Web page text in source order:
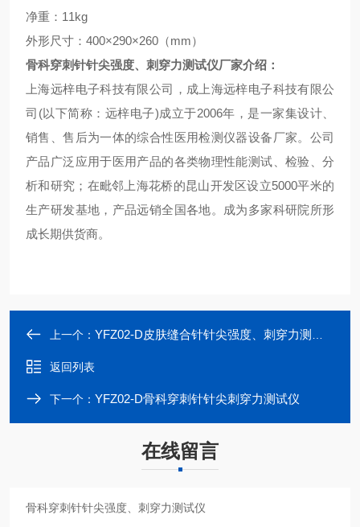
净重： 11kg
外形尺寸： 400×290×260 （mm）
骨科穿刺针针尖强度、刺穿力测试仪厂家介绍：
上海远梓电子科技有限公司，成上海远梓电子科技有限公
司 (以下简称：远梓电子)成立于2006年，是一家集设计、
销售、售后为一体的综合性医用检测仪器设备厂家。公司
产品广泛应用于医用产品的各类物理性能测试、检验、分
析和研究；在毗邻上海花桥的昆山开发区设立5000平米的
生产研发基地，产品远销全国各地。成为多家科研院所形
成长期供货商。
上一个： YFZ02-D皮肤缝合针针尖强度、刺穿力测试仪
返回列表
下一个： YFZ02-D骨科穿刺针针尖刺穿力测试仪
在线留言